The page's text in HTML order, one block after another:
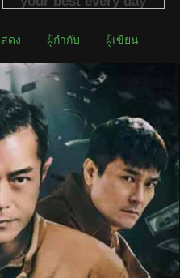
ดง ผู้กำกับ ผู้เขียน